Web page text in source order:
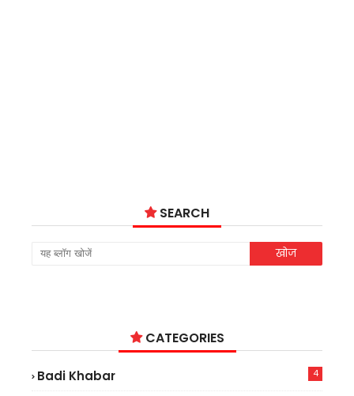
SEARCH
CATEGORIES
Badi Khabar 4